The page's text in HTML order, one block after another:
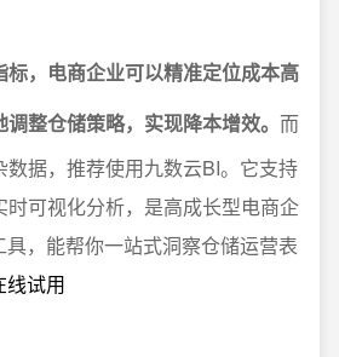
，电商企业可以精准定位成本高
整仓储策略，实现降本增效。 而
数据，推荐使用九数云BI。它支持
时可视化分析，是高成长型电商企
，能帮你一站式洞察仓储运营表
线试用